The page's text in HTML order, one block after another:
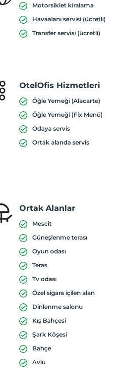
Motorsiklet kiralama
Havaalanı servisi (ücretli)
Transfer servisi (ücretli)
OtelOfis Hizmetleri
Öğle Yemeği (Alacarte)
Öğle Yemeği (Fix Menü)
Odaya servis
Ortak alanda servis
Ortak Alanlar
Mescit
Güneşlenme terası
Oyun odası
Teras
Tv odası
Özel sigara içilen alan
Dinlenme salonu
Kış Bahçesi
Şark Köşesi
Bahçe
Avlu